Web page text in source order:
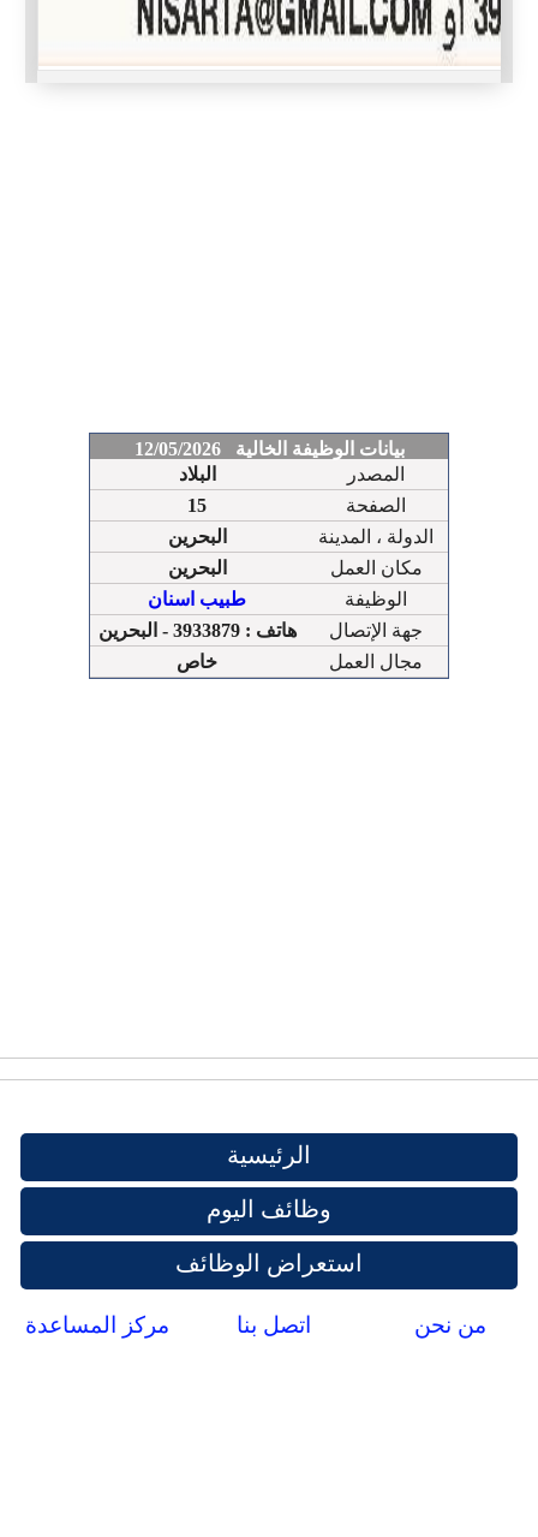
بيانات الوظيفة الخالية 12/05/2026
البلاد
المصدر
15
الصفحة
البحرين
الدولة ، المدينة
البحرين
مكان العمل
طبيب اسنان
الوظيفة
هاتف : 3933879 - البحرين
جهة الإتصال
خاص
مجال العمل
الرئيسية
وظائف اليوم
استعراض الوظائف
من نحن اتصل بنا مركز المساعدة